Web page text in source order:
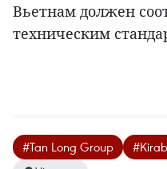
Вьетнам должен
техническим
#Tan Long Group